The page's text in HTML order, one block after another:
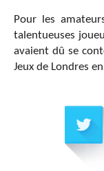
Pour les
talentueuses
avaient dû se
Jeux de Londres